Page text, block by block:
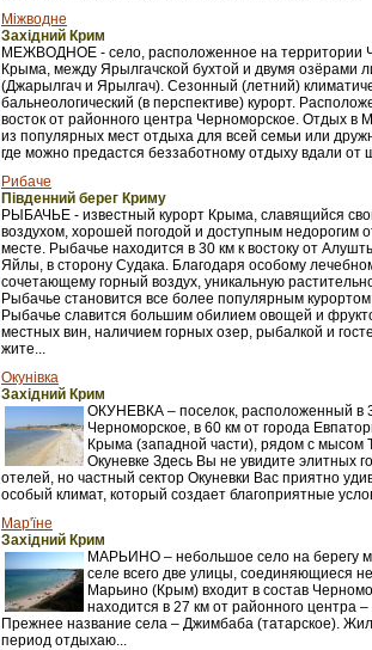
Міжводне
Західний Крим
МЕЖВОДНОЕ - село, расположенное на территории
Крыма, между Ярылгачской бухтой и двумя озёрами
(Джарылгач и Ярылгач). Сезонный (летний)
бальнеологический (в перспективе) курорт.
восток от районного центра Черноморское. Отдых в
из популярных мест отдыха для всей семьи или
где можно предастся беззаботному отдыху вдали от
Рибаче
Південний берег Криму
РЫБАЧЬЕ - известный курорт Крыма, славящийся
воздухом, хорошей погодой и доступным недорогим
месте. Рыбачье находится в 30 км к востоку от
Яйлы, в сторону Судака. Благодаря особому
сочетающему горный воздух, уникальную
Рыбачье становится все более популярным
Рыбачье славится большим обилием овощей и
местных вин, наличием горных озер, рыбалкой и
жите...
Окунівка
Західний Крим
ОКУНЕВКА – поселок, расположенный в
Черноморское, в 60 км от города
Крыма (западной части), рядом с мысом
Окуневке Здесь Вы не увидите элитных
отелей, но частный сектор Окуневки Вас приятно
особый климат, который создает благоприятные
Мар'їне
Західний Крим
МАРЬИНО – небольшое село на берегу
селе всего две улицы, соединяющиеся
Марьино (Крым) входит в состав
находится в 27 км от районного центра
Прежнее название села – Джимбаба (татарское).
период отдыхаю...